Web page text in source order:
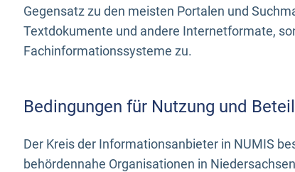
Gegensatz zu den meisten Portalen und
Textdokumente und andere Internetformate,
Fachinformationssysteme zu.
Bedingungen für Nutzung und
Der Kreis der Informationsanbieter in NUMIS
behördennahe Organisationen in